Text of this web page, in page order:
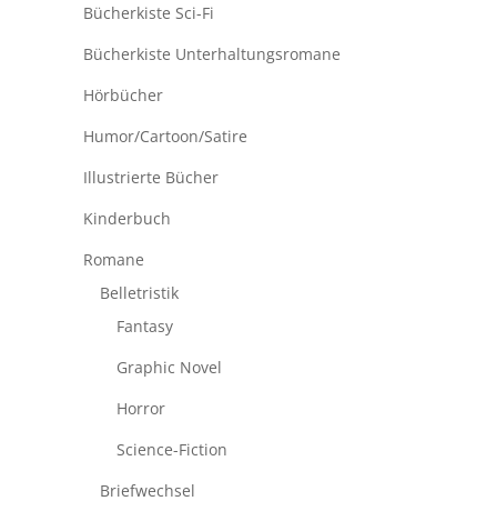
Bücherkiste Sci-Fi
Bücherkiste Unterhaltungsromane
Hörbücher
Humor/Cartoon/Satire
Illustrierte Bücher
Kinderbuch
Romane
Belletristik
Fantasy
Graphic Novel
Horror
Science-Fiction
Briefwechsel